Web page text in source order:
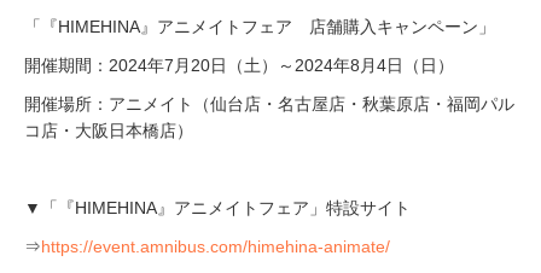
「『HIMEHINA』アニメイトフェア 店舗購入キャンペーン」
開催期間：2024年7月20日（土）～2024年8月4日（日）
開催場所：アニメイト（仙台店・名古屋店・秋葉原店・福岡パル
コ店・大阪日本橋店）
▼「『HIMEHINA』アニメイトフェア」特設サイト
⇒https://event.amnibus.com/himehina-animate/